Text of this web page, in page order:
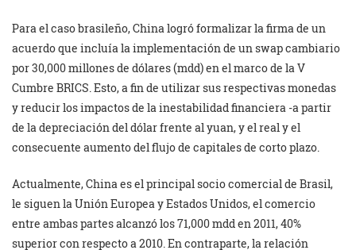
Para el caso brasileño, China logró formalizar la firma de un
acuerdo que incluía la implementación de un swap cambiario
por 30,000 millones de dólares (mdd) en el marco de la V
Cumbre BRICS. Esto, a fin de utilizar sus respectivas monedas
y reducir los impactos de la inestabilidad financiera -a partir
de la depreciación del dólar frente al yuan, y el real y el
consecuente aumento del flujo de capitales de corto plazo.
Actualmente, China es el principal socio comercial de Brasil,
le siguen la Unión Europea y Estados Unidos, el comercio
entre ambas partes alcanzó los 71,000 mdd en 2011, 40%
superior con respecto a 2010. En contraparte, la relación